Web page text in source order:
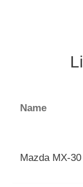
Name
Mazda MX-30